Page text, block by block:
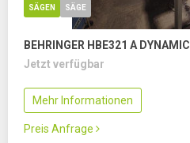
SÄGEN SÄGE
BEHRINGER HBE321 A DYNAMIC
Jetzt verfügbar
Mehr Informationen
Preis Anfrage